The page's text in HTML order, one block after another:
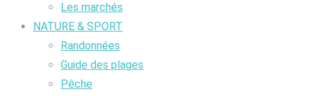
Les marchés
NATURE & SPORT
Randonnées
Guide des plages
Pêche